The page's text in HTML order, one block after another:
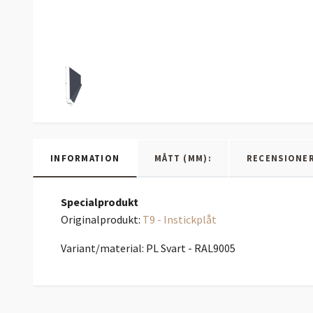
INFORMATION MÅTT (MM):
Specialprodukt
Originalprodukt: T9 - Instickplåt
Variant/material: PL Svart - RAL9005